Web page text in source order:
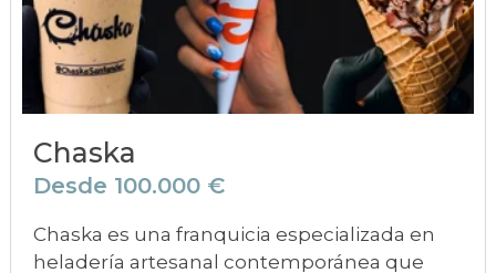
Chaska
Desde 100.000 €
Chaska es una franquicia especializada en
heladería artesanal contemporánea que